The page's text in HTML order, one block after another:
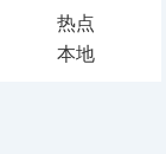
热点
本地